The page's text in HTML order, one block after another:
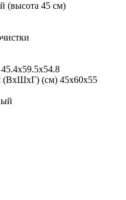
(высота 45 см)
45.4х59.5х54.8
(ВхШхГ) (см) 45х60х55